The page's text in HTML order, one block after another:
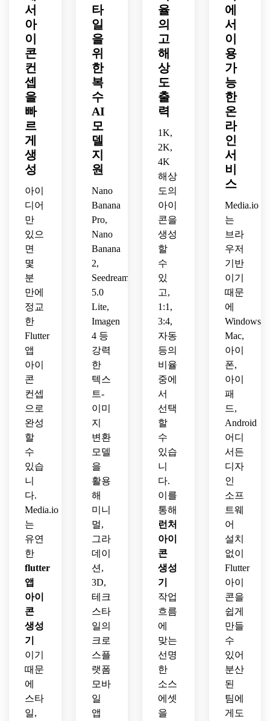
다.
하고
잘 읽
히는
실루
엣,
유쾌
한 교
육적
분위
기,
작은
크기
에도
한눈
에 알
아볼
수 있
는 디
자인
이 특
징입
니다.
Flutter
겹쳐
지는
깊이,
미래
적인
크리
에이
티브
툴 무
드,
깔끔
한 구
성,
텍스
트 없
앱 마
켓 노
출에
최적
화된
독특
한 실
루엣
이 특
징입
니다.
서
아
이
콘
컨
셉
을
빠
르
게
생
성
아이
디어
만
있으
면
몇
분
만에
정교
한
Flutter
앱
아이
콘
컨셉
으로
완성
할
수
있습
니
다.
Media.io
는
유연
한
flutter
앱
아이
콘
생성
기
이기
때문
에
스타
일,
타
일
을
위
한
복
수
AI
모
델
지
원
Nano
Banana
Pro,
Nano
Banana
2,
Seedream
5.0
Lite,
Imagen
4 등
강력
한
텍스
트-
이미
지
변환
모델
을
활용
해
미니
멀,
그라
데이
션,
3D,
테크
스타
일의
크로
스플
랫폼
모바
일
앱
율
의
고
해
상
도
출
력
1K,
2K,
4K
해상
도의
아이
콘을
생성
할
수
있
고,
1:1,
3:4,
자동
등의
비율
중에
서
선택
할
수
있습
니
다.
이를
통해
런처
아이
콘
생성
기
작업
흐름
에
맞는
선명
한
소스
에셋
을
에
서
이
용
가
능
한
온
라
인
서
비
스
Media.io
는
브라
우저
기반
이기
때문
에
Windows,
Mac,
아이
폰,
아이
패
드,
Android
어디
서든
디자
인
소프
트웨
어
설치
없이
Flutter
아이
콘을
쉽게
만들
수
있어
분산
된
팀에
게도